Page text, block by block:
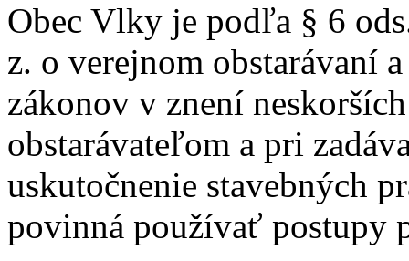
Obec Vlky je podľa § 6
z. o verejnom obstarávaní
zákonov v znení
obstarávateľom a pri
uskutočnenie stavebných
povinná používať postupy